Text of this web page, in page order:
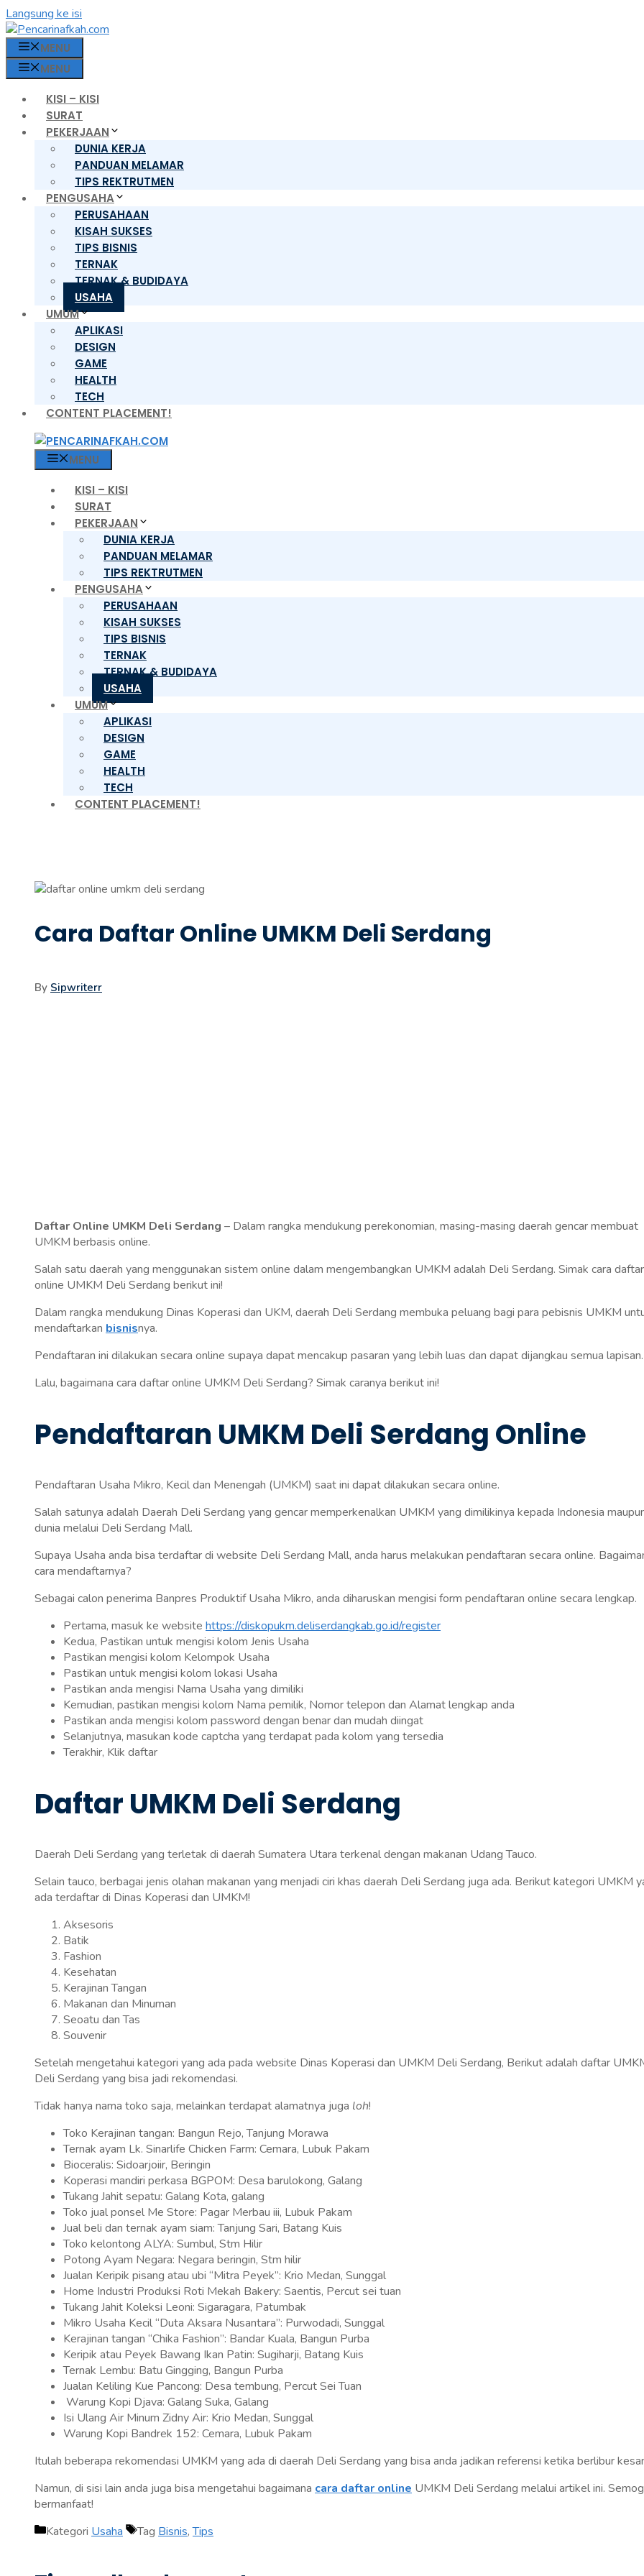
Langsung ke isi
MENU
MENU
KISI – KISI
SURAT
PEKERJAAN
DUNIA KERJA
PANDUAN MELAMAR
TIPS REKTRUTMEN
PENGUSAHA
PERUSAHAAN
KISAH SUKSES
TIPS BISNIS
TERNAK
TERNAK & BUDIDAYA
USAHA
UMUM
APLIKASI
DESIGN
GAME
HEALTH
TECH
CONTENT PLACEMENT!
MENU
KISI – KISI
SURAT
PEKERJAAN
DUNIA KERJA
PANDUAN MELAMAR
TIPS REKTRUTMEN
PENGUSAHA
PERUSAHAAN
KISAH SUKSES
TIPS BISNIS
TERNAK
TERNAK & BUDIDAYA
USAHA
UMUM
APLIKASI
DESIGN
GAME
HEALTH
TECH
CONTENT PLACEMENT!
Cara Daftar Online UMKM Deli Serdang
By Sipwriterr
Daftar Online UMKM Deli Serdang – Dalam rangka mendukung perekonomian, masing-masing daerah gencar membuat
UMKM berbasis online.
Salah satu daerah yang menggunakan sistem online dalam mengembangkan UMKM adalah Deli Serdang. Simak cara daftar
online UMKM Deli Serdang berikut ini!
Dalam rangka mendukung Dinas Koperasi dan UKM, daerah Deli Serdang membuka peluang bagi para pebisnis UMKM
mendaftarkan bisnisnya.
Pendaftaran ini dilakukan secara online supaya dapat mencakup pasaran yang lebih luas dan dapat dijangkau semua lapisan.
Lalu, bagaimana cara daftar online UMKM Deli Serdang? Simak caranya berikut ini!
Pendaftaran UMKM Deli Serdang Online
Pendaftaran Usaha Mikro, Kecil dan Menengah (UMKM) saat ini dapat dilakukan secara online.
Salah satunya adalah Daerah Deli Serdang yang gencar memperkenalkan UMKM yang dimilikinya kepada Indonesia
dunia melalui Deli Serdang Mall.
Supaya Usaha anda bisa terdaftar di website Deli Serdang Mall, anda harus melakukan pendaftaran secara online.
cara mendaftarnya?
Sebagai calon penerima Banpres Produktif Usaha Mikro, anda diharuskan mengisi form pendaftaran online secara lengkap.
Pertama, masuk ke website https://diskopukm.deliserdangkab.go.id/register
Kedua, Pastikan untuk mengisi kolom Jenis Usaha
Pastikan mengisi kolom Kelompok Usaha
Pastikan untuk mengisi kolom lokasi Usaha
Pastikan anda mengisi Nama Usaha yang dimiliki
Kemudian, pastikan mengisi kolom Nama pemilik, Nomor telepon dan Alamat lengkap anda
Pastikan anda mengisi kolom password dengan benar dan mudah diingat
Selanjutnya, masukan kode captcha yang terdapat pada kolom yang tersedia
Terakhir, Klik daftar
Daftar UMKM Deli Serdang
Daerah Deli Serdang yang terletak di daerah Sumatera Utara terkenal dengan makanan Udang Tauco.
Selain tauco, berbagai jenis olahan makanan yang menjadi ciri khas daerah Deli Serdang juga ada. Berikut kategori UMKM
ada terdaftar di Dinas Koperasi dan UMKM!
Aksesoris
Batik
Fashion
Kesehatan
Kerajinan Tangan
Makanan dan Minuman
Seoatu dan Tas
Souvenir
Setelah mengetahui kategori yang ada pada website Dinas Koperasi dan UMKM Deli Serdang, Berikut adalah daftar
Deli Serdang yang bisa jadi rekomendasi.
Tidak hanya nama toko saja, melainkan terdapat alamatnya juga loh!
Toko Kerajinan tangan: Bangun Rejo, Tanjung Morawa
Ternak ayam Lk. Sinarlife Chicken Farm: Cemara, Lubuk Pakam
Bioceralis: Sidoarjoiir, Beringin
Koperasi mandiri perkasa BGPOM: Desa barulokong, Galang
Tukang Jahit sepatu: Galang Kota, galang
Toko jual ponsel Me Store: Pagar Merbau iii, Lubuk Pakam
Jual beli dan ternak ayam siam: Tanjung Sari, Batang Kuis
Toko kelontong ALYA: Sumbul, Stm Hilir
Potong Ayam Negara: Negara beringin, Stm hilir
Jualan Keripik pisang atau ubi “Mitra Peyek”: Krio Medan, Sunggal
Home Industri Produksi Roti Mekah Bakery: Saentis, Percut sei tuan
Tukang Jahit Koleksi Leoni: Sigaragara, Patumbak
Mikro Usaha Kecil “Duta Aksara Nusantara”: Purwodadi, Sunggal
Kerajinan tangan “Chika Fashion”: Bandar Kuala, Bangun Purba
Keripik atau Peyek Bawang Ikan Patin: Sugiharji, Batang Kuis
Ternak Lembu: Batu Gingging, Bangun Purba
Jualan Keliling Kue Pancong: Desa tembung, Percut Sei Tuan
Warung Kopi Djava: Galang Suka, Galang
Isi Ulang Air Minum Zidny Air: Krio Medan, Sunggal
Warung Kopi Bandrek 152: Cemara, Lubuk Pakam
Itulah beberapa rekomendasi UMKM yang ada di daerah Deli Serdang yang bisa anda jadikan referensi ketika berlibur
Namun, di sisi lain anda juga bisa mengetahui bagaimana cara daftar online UMKM Deli Serdang melalui artikel ini.
bermanfaat!
Kategori Usaha Tag Bisnis,Tips